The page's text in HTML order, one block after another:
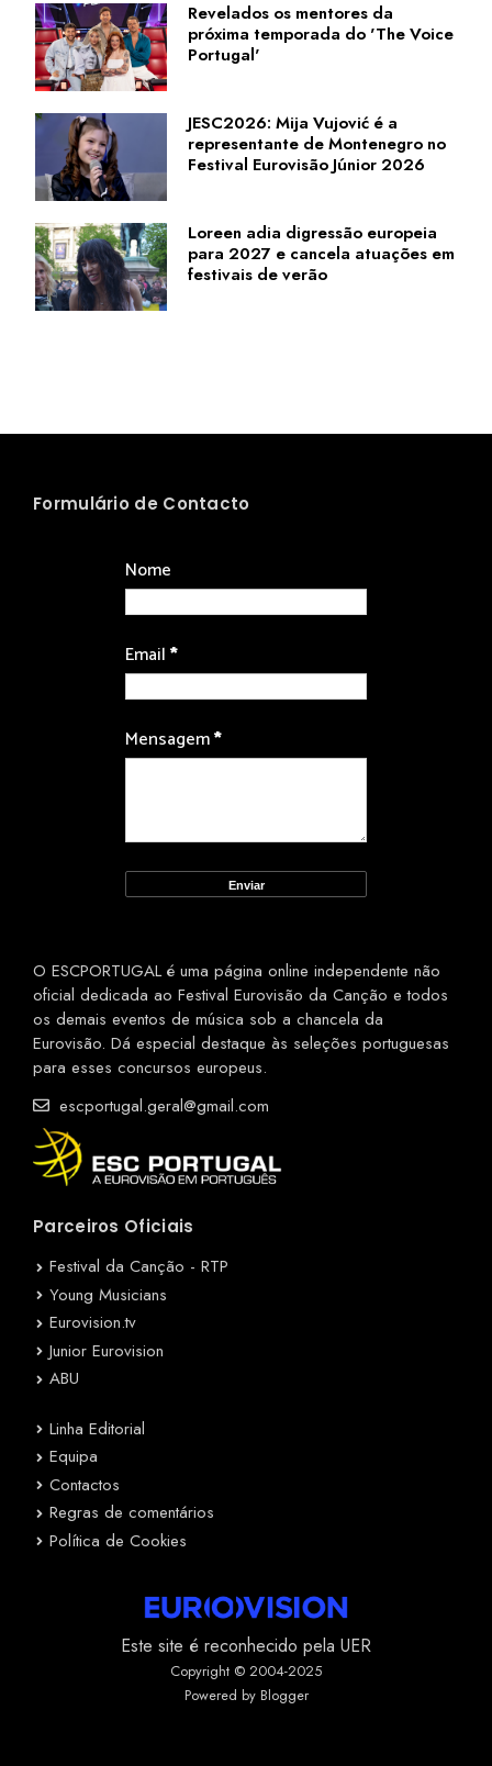
Revelados os mentores da
próxima temporada do 'The Voice
Portugal'
JESC2026: Mija Vujović é a
representante de Montenegro no
Festival Eurovisão Júnior 2026
Loreen adia digressão europeia
para 2027 e cancela atuações em
festivais de verão
Formulário de Contacto
Nome
Email*
Mensagem*
O ESCPORTUGAL é uma página online independente não
oficial dedicada ao Festival Eurovisão da Canção e todos
os demais eventos de música sob a chancela da
Eurovisão. Dá especial destaque às seleções portuguesas
para esses concursos europeus.
escportugal.geral@gmail.com
Parceiros Oficiais
Festival da Canção - RTP
Young Musicians
Eurovision.tv
Junior Eurovision
ABU
Linha Editorial
Equipa
Contactos
Regras de comentários
Política de Cookies
Este site é reconhecido pela UER
Copyright © 2004-2025
Powered by Blogger